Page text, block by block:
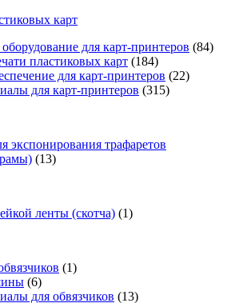
карт
для карт-принтеров (84)
пластиковых карт (184)
для карт-принтеров (22)
для карт-принтеров (315)
экспонирования трафаретов
(13)
ленты (скотча) (1)
(1)
(6)
для обвязчиков (13)